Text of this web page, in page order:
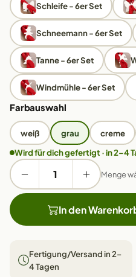
Schleife - 6er Set
Schneemann - 6er Set
Tanne - 6er Set
Windmühle - 6er Set
Farbauswahl
weiß grau creme
Wird für dich gefertigt · in 2–4
Menge
In den
Fertigung/Versand in 2–
4 Tagen